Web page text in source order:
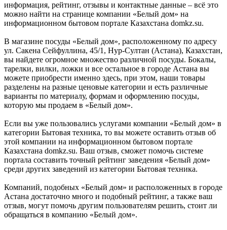
информация, рейтинг, отзывы и контактные данные – всё это
можно найти на странице компании «Белый дом» на
информационном бытовом портале Казахстана domkz.su.
В магазине посуды «Белый дом», расположенному по адресу
ул. Сакена Сейфуллина, 45/1, Нур-Султан (Астана), Казахстан,
вы найдете огромное множество различной посуды. Бокалы,
тарелки, вилки, ложки и все остальное в городе Астана вы
можете приобрести именно здесь, при этом, наши товары
разделены на разные ценовые категории и есть различные
варианты по материалу, формам и оформлению посуды,
которую мы продаем в «Белый дом».
Если вы уже пользовались услугами компании «Белый дом» в
категории Бытовая техника, то вы можете оставить отзыв об
этой компании на информационном бытовом портале
Казахстана domkz.su. Ваш отзыв, сможет помочь системе
портала составить точный рейтинг заведения «Белый дом»
среди других заведений из категории Бытовая техника.
Компаний, подобных «Белый дом» и расположенных в городе
Астана достаточно много и подобный рейтинг, а также ваш
отзыв, могут помочь другим пользователям решить, стоит ли
обращаться в компанию «Белый дом».